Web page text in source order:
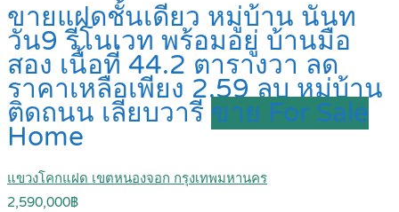
ขายแฝดชั้นเดียว หมู่บ้าน นันท
วัน9 รีโนเวท พร้อมอยู่ บ้านมือ
สอง เนื้อที่ 44.2 ตารางวา ลด
ราคาเหลือเพียง 2.59 ลบ หมู่บ้าน
ติดถนน เลียบวารี ขาย For Sale
Home
แขวงโคกแฝด เขตหนองจอก กรุงเทพมหานคร
2,590,000฿